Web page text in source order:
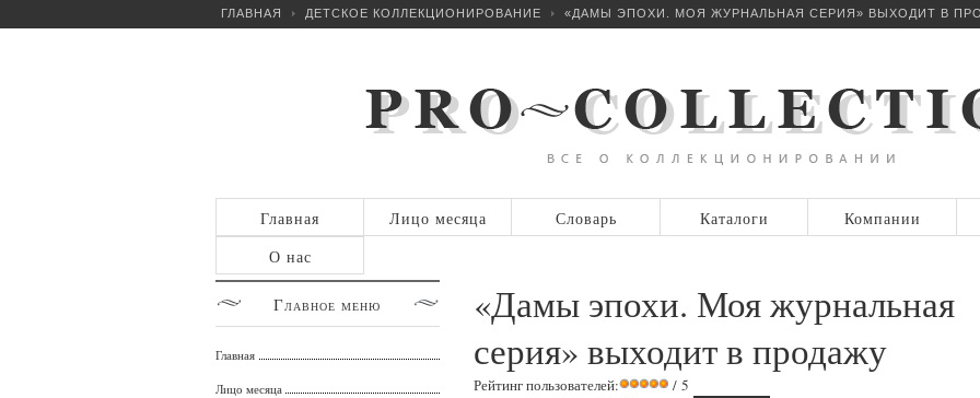
ГЛАВНАЯ ДЕТСКОЕ КОЛЛЕКЦИОНИРОВАНИЕ «ДАМЫ ЭПОХИ. МОЯ ЖУРНАЛЬНАЯ СЕРИЯ» ВЫХОДИТ В
Главная Лицо месяца Словарь Каталоги
Компании
О нас
«Дамы эпохи. Моя журнальная
серия» выходит в продажу
Рейтинг пользователей:
/ 5
Главное меню
Главная
Лицо месяца